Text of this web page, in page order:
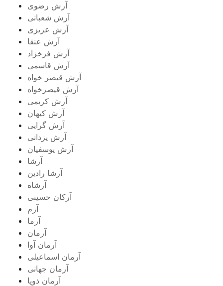
آرش رضوی
آرش شعبانی
آرش عزیزی
آرش عنقا
آرش فرخزاد
آرش قاسمی
آرش قیصر خواه
آرش قیصرخواه
آرش کریمی
آرش کیهان
آرش گرایی
آرش یزدانی
آرش یوسفیان
آرشا
آرشا رادین
آرشاه
آرکان حسینی
آرم
آرما
آرمان
آرمان آوا
آرمان اسماعیلی
آرمان جهانی
آرمان ذویا